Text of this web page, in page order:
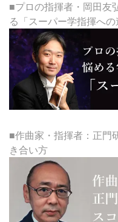
■プロの指揮者・岡田友
る「スーパー学指揮への
■作曲家・指揮者：正門
き合い方